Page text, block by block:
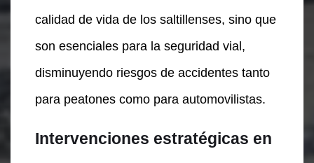
calidad de vida de los saltillenses, sino que
son esenciales para la seguridad vial,
disminuyendo riesgos de accidentes tanto
para peatones como para automovilistas.
Intervenciones estratégicas en